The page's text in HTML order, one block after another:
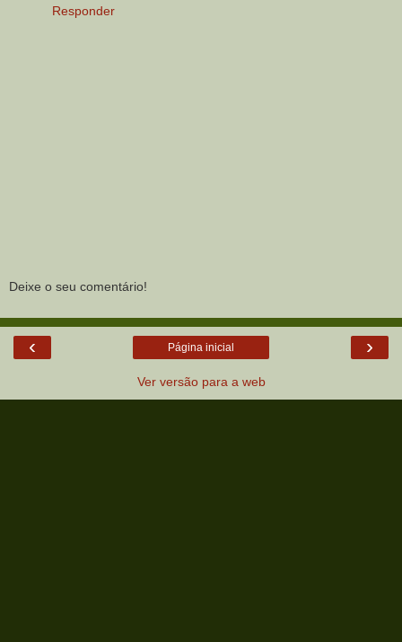
Responder
Deixe o seu comentário!
‹ ›
Página inicial
Ver versão para a web